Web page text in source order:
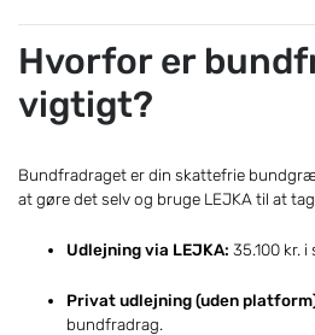
Hvorfor er
vigtigt?
Bundfradraget er din skattefrie
at gøre det selv og bruge LEJKA til at
Udlejning via LEJKA: 35.100 kr.
Privat udlejning (uden
bundfradrag.